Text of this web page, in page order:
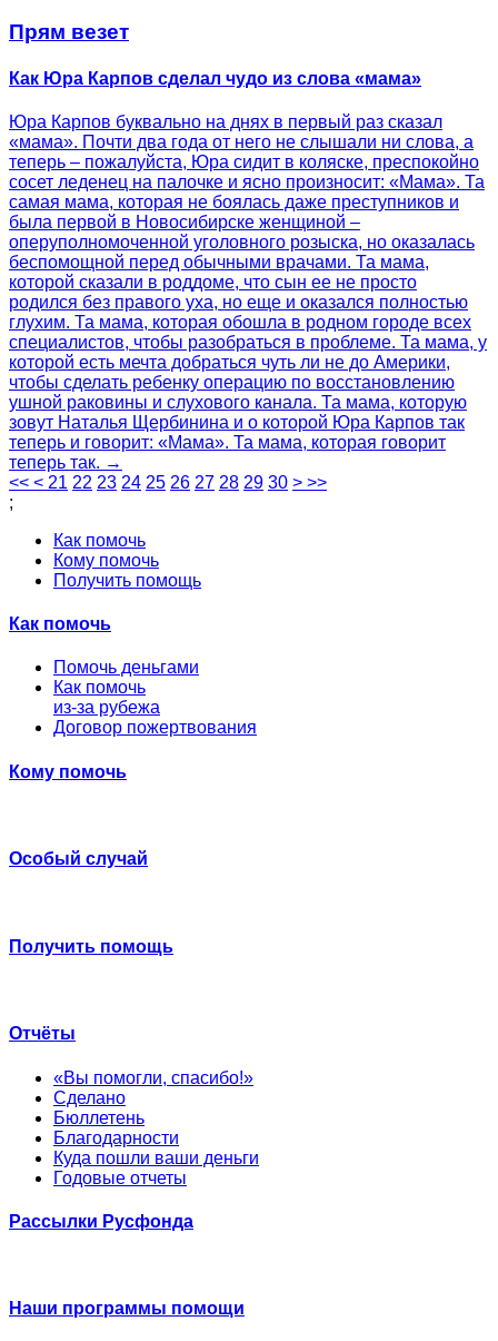
Прям везет
Как Юра Карпов сделал чудо из слова «мама»
Юра Карпов буквально на днях в первый раз сказал
«мама». Почти два года от него не слышали ни слова, а
теперь – пожалуйста, Юра сидит в коляске, преспокойно
сосет леденец на палочке и ясно произносит: «Мама». Та
самая мама, которая не боялась даже преступников и
была первой в Новосибирске женщиной –
оперуполномоченной уголовного розыска, но оказалась
беспомощной перед обычными врачами. Та мама,
которой сказали в роддоме, что сын ее не просто
родился без правого уха, но еще и оказался полностью
глухим. Та мама, которая обошла в родном городе всех
специалистов, чтобы разобраться в проблеме. Та мама, у
которой есть мечта добраться чуть ли не до Америки,
чтобы сделать ребенку операцию по восстановлению
ушной раковины и слухового канала. Та мама, которую
зовут Наталья Щербинина и о которой Юра Карпов так
теперь и говорит: «Мама». Та мама, которая говорит
теперь так. →
<< < 21 22 23 24 25 26 27 28 29 30 > >>
;
Как помочь
Кому помочь
Получить помощь
Как помочь
Помочь деньгами
Как помочь
из-за рубежа
Договор пожертвования
Кому помочь
Особый случай
Получить помощь
Отчёты
«Вы помогли, спасибо!»
Сделано
Бюллетень
Благодарности
Куда пошли ваши деньги
Годовые отчеты
Рассылки Русфонда
Наши программы помощи